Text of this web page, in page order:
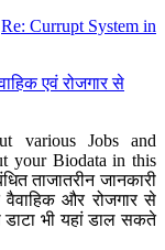
Re: Currupt System in
एवं रोजगार से
various Jobs and
your Biodata in this
ताजातरीन जानकारी
और रोजगार से
भी यहां डाल सकते